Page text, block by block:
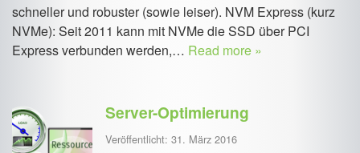
schneller und robuster (sowie leiser). NVM Express (kurz
NVMe): Seit 2011 kann mit NVMe die SSD über PCI
Express verbunden werden,… Read more »
Server-Optimierung
Veröffentlicht: 31. März 2016